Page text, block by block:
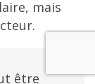
mais
être